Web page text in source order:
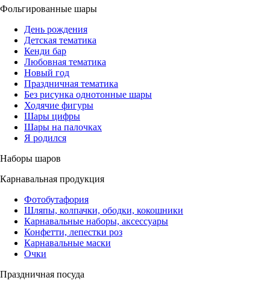
Фольгированные шары
День рождения
Детская тематика
Кенди бар
Любовная тематика
Новый год
Праздничная тематика
Без рисунка однотонные шары
Ходячие фигуры
Шары цифры
Шары на палочках
Я родился
Наборы шаров
Карнавальная продукция
Фотобутафория
Шляпы, колпачки, ободки, кокошники
Карнавальные наборы, аксессуары
Конфетти, лепестки роз
Карнавальные маски
Очки
Праздничная посуда